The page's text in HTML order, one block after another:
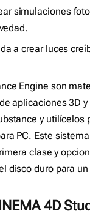
simulaciones
a crear luces
Engine son
aplicaciones 3D
y utilícelos
PC. Este
clase y
disco duro para
4D